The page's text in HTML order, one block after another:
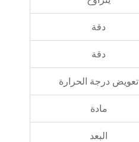
دقة
دقة
تعويض درجة الحرارة
مادة
البعد